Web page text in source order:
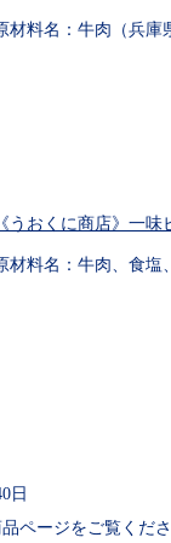
材料名：牛肉（兵庫
《うおくに商店》一
材料名：牛肉、食塩
日
ページをご覧くださ